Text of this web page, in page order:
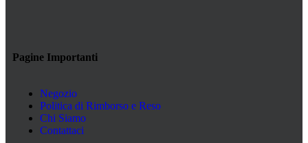
Pagine Importanti
Negozio
Politica di Rimborso e Reso
Chi Siamo
Contattaci